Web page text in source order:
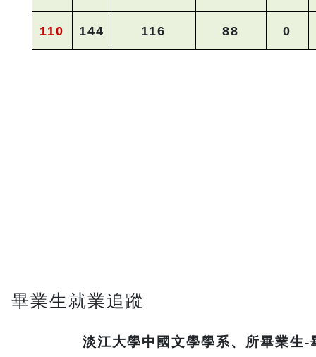
110 144 116 88 0
畢業生就業追蹤
淡江大學中國文學學系、所畢業生-